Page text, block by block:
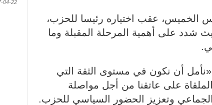
الخميس، عقب اختياره رئيسا للحزب،
شدد على أهمية المرحلة المقبلة وما
«نأمل أن نكون في مستوى الثقة التي
على عاتقنا من أجل مواصلة
الجماعي وتعزيز الحضور السياسي للحزب.
2017-04-22